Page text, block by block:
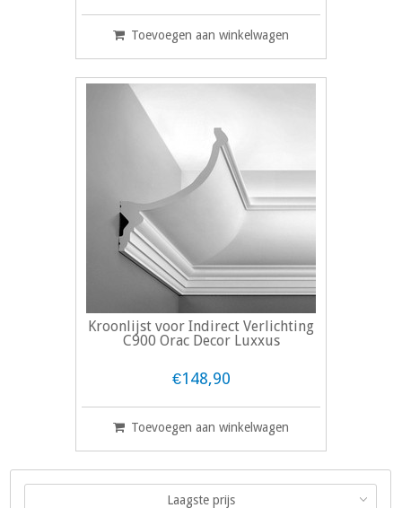
Toevoegen aan winkelwagen
Kroonlijst voor Indirect Verlichting
C900 Orac Decor Luxxus
€148,90
Toevoegen aan winkelwagen
Laagste prijs